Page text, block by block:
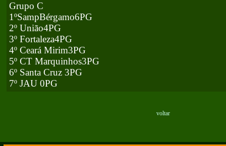
Grupo C
1ºSampBérgamo6PG
2º União4PG
3º Fortaleza4PG
4º Ceará Mirim3PG
5º CT Marquinhos3PG
6º Santa Cruz 3PG
7º JAU 0PG
voltar